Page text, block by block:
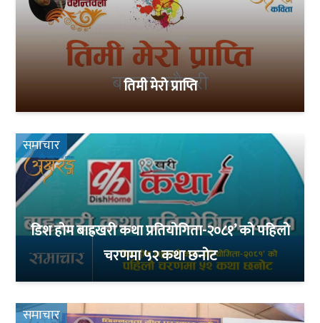
तिमी मेरो प्राप्ति
समाचार
डिश होम बाह्रखरी कथा प्रतियोगिता-२०८१’ को पहिलो
चरणमा ५२ कथा छनोट
समाचार